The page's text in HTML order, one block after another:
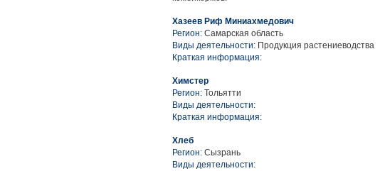
Хазеев Риф Миниахмедович
Регион: Самарская область
Виды деятельности: Продукция растениеводства
Краткая информация:
Химстер
Регион: Тольятти
Виды деятельности:
Краткая информация:
Хлеб
Регион: Сызрань
Виды деятельности: